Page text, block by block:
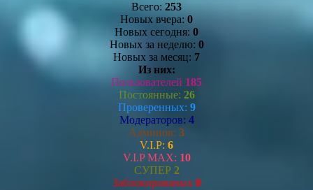
Всего: 253
Новых вчера: 0
Новых сегодня: 0
Новых за неделю: 0
Новых за месяц: 7
Из них:
Пользователей 185
Постоянные: 26
Проверенных: 9
Модераторов: 4
Админов: 3
V.I.P: 6
V.I.P MAX: 10
СУПЕР 2
Заблокированых 0